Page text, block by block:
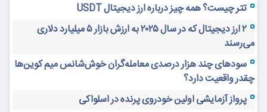
تتر چیست؟ همه چیز درباره ارز دیجیتال USDT
۲ ارز دیجیتال که در سال ۲۰۲۵ به ارزش بازار ۵ میلیارد دلاری
می‌رسند
سودهای چند هزار درصدی معامله‌گران خوش‌شانس میم کوین‌ها
چقدر واقعیت دارد؟
پرواز آزمایشی اولین خودروی پرنده در اسلواکی